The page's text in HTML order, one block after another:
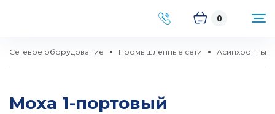
0
Сетевое оборудование Промышленные сети Асинхронные
Moxa 1-портовый